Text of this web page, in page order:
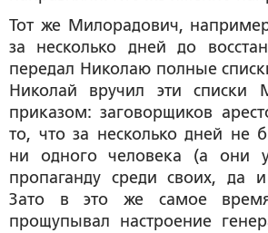
Тот же Милорадович,
за несколько дней до
передал Николаю полные
Николай вручил эти списки
приказом: заговорщиков
то, что за несколько дней не
ни одного человека (а они
пропаганду среди своих, да
Зато в это же самое
прощупывал настроение